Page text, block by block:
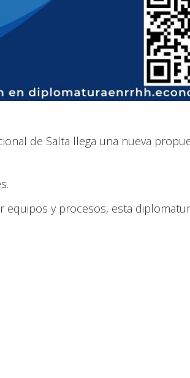
de Salta llega una nueva
y procesos, esta